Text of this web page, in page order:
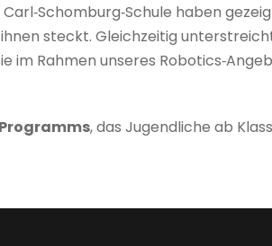
haben
steckt. Gleichzeitig
im Rahmen unseres
, das Jugendliche ab